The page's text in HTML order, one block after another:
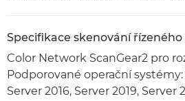
Specifikace skenování řízeného
Color Network ScanGear2 pro
Podporované operační systémy:
Server 2016, Server 2019, Server